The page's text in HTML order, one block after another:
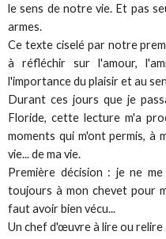
le sens de notre vie. Et pas
armes.
Ce texte ciselé par notre
à réfléchir sur l'amour,
l'importance du plaisir et au
Durant ces jours que je
Floride, cette lecture m'a
moments qui m'ont permis, à
vie... de ma vie.
Première décision : je ne
toujours à mon chevet pour
faut avoir bien vécu...
Un chef d'œuvre à lire ou relire